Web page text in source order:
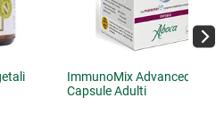
di Via Iglesias 5/B a Cagliari.
seleziona l'opzione "Ritiro in
la spedizione dell'ordine, puoi
versamento all'e-mail
riportati anche nell'email di
ImmunoMix Advanced
Capsule Adulti